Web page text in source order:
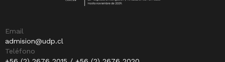
Email
admision@udp.cl
Teléfono